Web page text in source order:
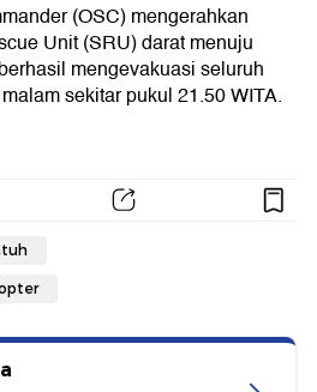
(OSC) mengerahkan
Unit (SRU) darat menuju
mengevakuasi seluruh
sekitar pukul 21.50 WITA.